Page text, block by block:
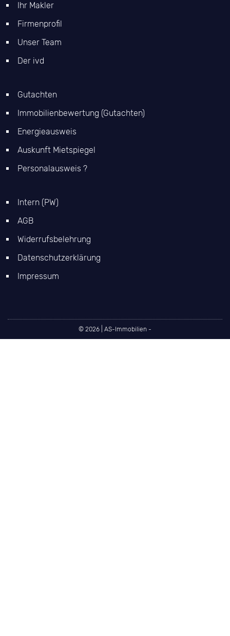
Ihr Makler
Firmenprofil
Unser Team
Der ivd
Gutachten
Immobilienbewertung (Gutachten)
Energieausweis
Auskunft Mietspiegel
Personalausweis ?
Intern (PW)
AGB
Widerrufsbelehrung
Datenschutzerklärung
Impressum
© 2026 | AS-Immobilien -